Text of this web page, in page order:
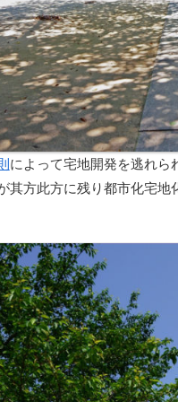
によって宅地開発を逃れら
其方此方に残り都市化宅